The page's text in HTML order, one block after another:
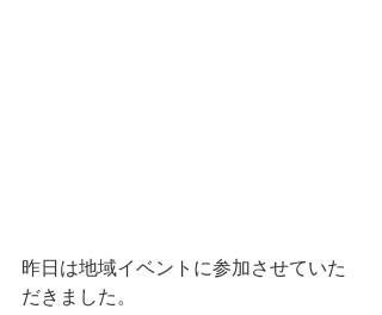
昨日は地域イベントに参加させていた
だきました。